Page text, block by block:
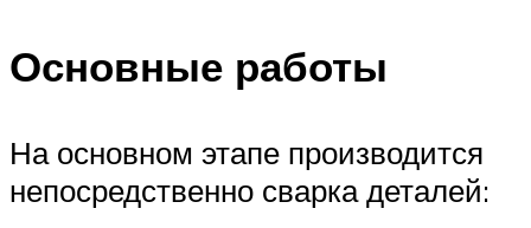
Основные работы
На основном этапе производится
непосредственно сварка деталей: